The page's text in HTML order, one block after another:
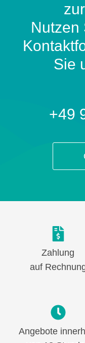
Nutzen
Sie
+49
Zahlung
auf
Angebote